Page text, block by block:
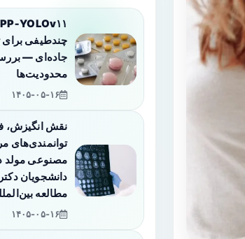
چندطیفی
جاده‌ای —
محدودیت‌ها
۱۴۰۵-۰۵-۱۶
نقش انگیزش،
توانمندی‌های
مصنوعی مولد
دانشجویان
مطالعه
۱۴۰۵-۰۵-۱۶